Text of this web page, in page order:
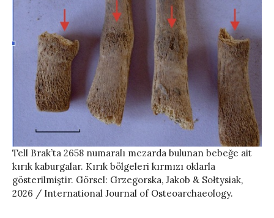
Tell Brak’ta 2658 numaralı mezarda bulunan bebeğe ait
kırık kaburgalar. Kırık bölgeleri kırmızı oklarla
gösterilmiştir. Görsel: Grzegorska, Jakob & Sołtysiak,
2026 / International Journal of Osteoarchaeology.